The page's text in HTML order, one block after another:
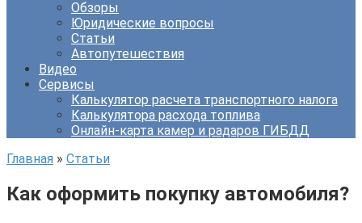
Обзоры
Юридические вопросы
Статьи
Автопутешествия
Видео
Сервисы
Калькулятор расчета транспортного налога
Калькулятора расхода топлива
Онлайн-карта камер и радаров ГИБДД
Главная » Статьи
Как оформить покупку автомобиля?